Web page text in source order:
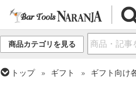
商品カテゴリを見る
トップ ギフト
ギフト向け